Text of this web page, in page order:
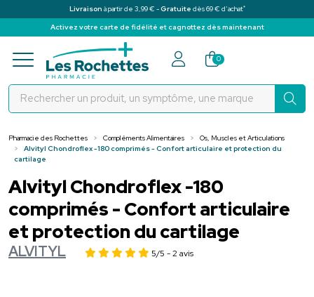
Livraison à partir de 3,99 € -Gratuite dès 69 € d’achat*
Activez votre carte de fidélité et cagnottez dès maintenant
Pharmacie des Rochettes Votre
0
Pharmacie des Rochettes Compléments Alimentaires
Os, Muscles et Articulations
Alvityl Chondroflex -180 comprimés - Confort articulaire et protection du
cartilage
Alvityl Chondroflex -180
comprimés - Confort articulaire
et protection du cartilage
ALVITYL 5/5 - 2 avis